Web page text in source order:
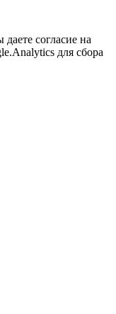
согласие на
для сбора